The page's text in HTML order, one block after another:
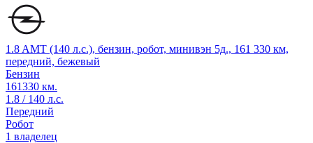
1.8 AMT (140 л.с.), бензин, робот, минивэн 5д., 161 330 км,
передний, бежевый
Бензин
161330 км.
1.8 / 140 л.с.
Передний
Робот
1 владелец